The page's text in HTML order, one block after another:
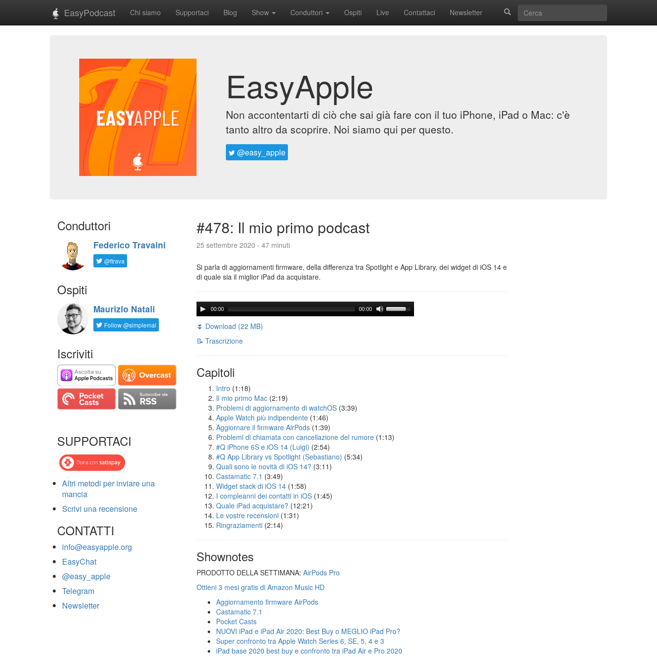
EasyPodcast Chi siamo Supportaci Blog Show Conduttori Ospiti Live Contattaci Newsletter
EasyApple
Non accontentarti di ciò che sai già fare con il tuo iPhone, iPad o Mac: c'è
tanto altro da scoprire. Noi siamo qui per questo.
@easy_apple
Conduttori
Federico Travaini
@ftrava
Ospiti
Maurizio Natali
Follow @simplemal
Iscriviti
SUPPORTACI
Altri metodi per inviare una
mancia
Scrivi una recensione
CONTATTI
info@easyapple.org
EasyChat
@easy_apple
Telegram
Newsletter
#478: Il mio primo podcast
25 settembre 2020 - 47 minuti
Si parla di aggiornamenti firmware, della differenza tra Spotlight e App Library, dei widget di iOS 14 e
di quale sia il miglior iPad da acquistare.
00:00 00:00
⏬ Download (22 MB)
📝 Trascrizione
Capitoli
Intro (1:18)
Il mio primo Mac (2:19)
Problemi di aggiornamento di watchOS (3:39)
Apple Watch più indipendente (1:46)
Aggiornare il firmware AirPods (1:39)
Problemi di chiamata con cancellazione del rumore (1:13)
#Q iPhone 6S e iOS 14 (Luigi) (2:54)
#Q App Library vs Spotlight (Sebastiano) (5:34)
Quali sono le novità di iOS 14? (3:11)
Castamatic 7.1 (3:49)
Widget stack di iOS 14 (1:58)
I compleanni dei contatti in iOS (1:45)
Quale iPad acquistare? (12:21)
Le vostre recensioni (1:31)
Ringraziamenti (2:14)
Shownotes
PRODOTTO DELLA SETTIMANA: AirPods Pro
Ottieni 3 mesi gratis di Amazon Music HD
Aggiornamento firmware AirPods
Castamatic 7.1
Pocket Casts
NUOVI iPad e iPad Air 2020: Best Buy o MEGLIO iPad Pro?
Super confronto tra Apple Watch Series 6, SE, 5, 4 e 3
iPad base 2020 best buy e confronto tra iPad Air e Pro 2020